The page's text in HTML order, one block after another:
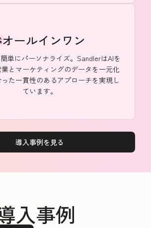
オールインワン
単にパーソナライズ。SandlerはAIを
とマーケティングのデータを一元化
った一貫性のあるアプローチを実現し
ています。
導入事例を見る
入事例